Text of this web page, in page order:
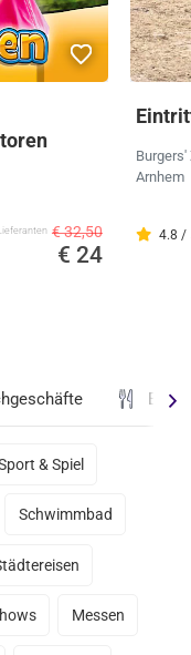
€ 32,50
€ 24
Burgers'
Arnhem
4.8 /
& Spiel
Schwimmbad
Messen